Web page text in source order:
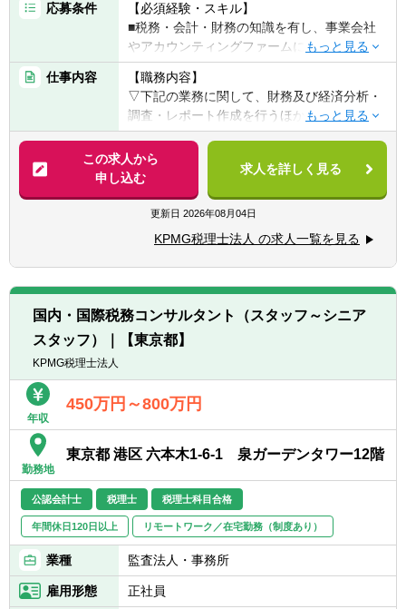
応募条件
【必須経験・スキル】
■税務・会計・財務の知識を有し、事業会社
やアカウンティングファームにおける実務経
験が10年以上ある方
▽具体的には、下記いずれかの要件に当ては
まる方
1. 中堅以上の日系企業 もしくは グローバ
ル企業における財務、会計、税務、経営企画
等のご経験者
2. 金融機関等で投資銀行部門、コーポ―レー
トファイナンス部門等のご経験者
3. 日系企業およびグローバル企業において、
移転価格に関わる業務に携わった経験がある
に関わる業務に携わった経験がある方
5. 移転価格税制に興味があり、英語力と資格
（会計士・税理士・USCPA等）を活かして働
きたい方
上）をお持ちの方
※母国語が日本語でない場合、ビジネスレベ
ルの日本語能力がある方（目安：日本語能力
試験1級）
【歓迎経験・スキル】
■日・米の会計士（CPA、USCPA）・又は税
理士（科目合格者含む）、証券アナリスト、
CFA、簿記などの資格保持者及び MBA 取得
者、海外関連事業経験者、海外留学経験者尚
可
仕事内容
【職務内容】
▽下記の業務に関して、財務及び経済分析・
調査・レポート作成を行うほか、パートナー
の指揮の下でマネージャー職としてプロジェ
クトマネジメント、クライアントとの折衝お
よびシニアスタッフ以下の指導・教育を行っ
ていただきます。
【具体的には】
■移転価格税制への対応を中心としたアドバ
イザリーサービス
■グローバルタックスマネジメントに関わる
アドバイザリーサービス
■国際税務マネジメント・タックスプランニ
ングに関わるアドバイザリー
※経験・技術・ポテンシャルにより、最終的
に職務内容詳細を決定します。
この求人から
申し込む
求人を詳しく見る
更新日 2026年08月04日
KPMG税理士法人 の求人一覧を見る
国内・国際税務コンサルタント（スタッフ～シニア
スタッフ）｜【東京都】
KPMG税理士法人
年収
450万円～800万円
勤務地
東京都 港区 六本木1-6-1 泉ガーデンタワー12階
公認会計士 税理士 税理士科目合格
年間休日120日以上 リモートワーク／在宅勤務（制度あり）
業種 監査法人・事務所
雇用形態 正社員